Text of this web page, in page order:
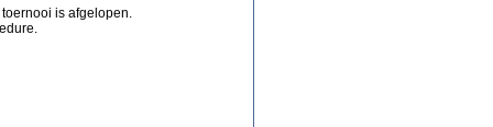
is afgelopen.